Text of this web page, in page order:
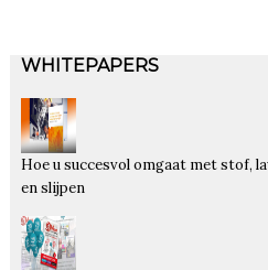
WHITEPAPERS
Hoe u succesvol omgaat met stof,
en slijpen